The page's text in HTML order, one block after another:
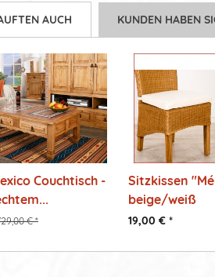
AUCH KUNDEN HABEN
Couchtisch -
€ *
Sitzkissen
beige/weiß
19,00 € *